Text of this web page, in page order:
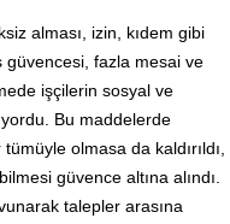
alması, izin, kıdem gibi
güvencesi, fazla mesai ve
işçilerin sosyal ve
Bu maddelerde
olmasa da kaldırıldı,
güvence altına alındı.
talepler arasına